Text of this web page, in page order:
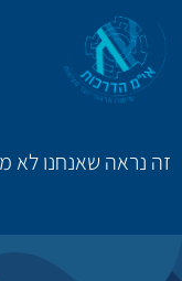
זה נראה שאנחנו לא